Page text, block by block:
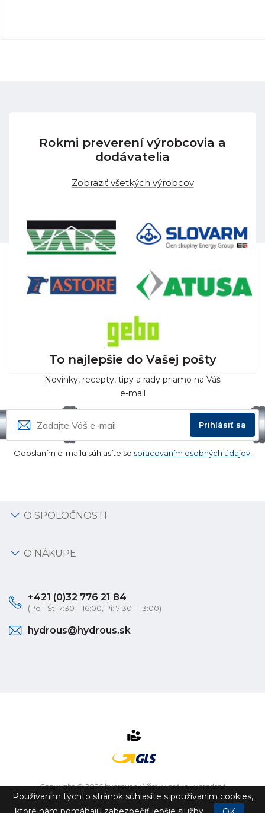
Rokmi preverení výrobcovia a
dodávatelia
Zobraziť všetkých výrobcov
To najlepšie do Vašej pošty
Novinky, recepty, tipy a rady priamo na Váš
e-mail
Prihlásiť sa
Odoslaním e-mailu súhlasíte so spracovaním osobných údajov.
O SPOLOČNOSTI
O NÁKUPE
+421 (0)32 776 21 84
(Po - Št: 7:30 – 16:00, Pi: 7:30 – 13:00)
hydrous@hydrous.sk
Copyright © 2026 hydrous.sk Všetky práva vyhradené
eshop na mieruvytvorilovibration.sk
Používaním týchto stránok súhlasíte s používaním cookies,